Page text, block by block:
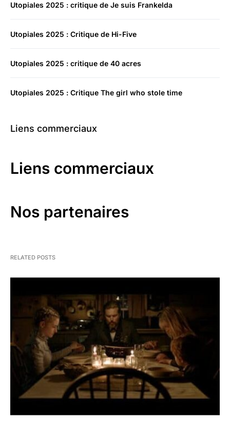
Utopiales 2025 : critique de Je suis Frankelda
Utopiales 2025 : Critique de Hi-Five
Utopiales 2025 : critique de 40 acres
Utopiales 2025 : Critique The girl who stole time
Liens commerciaux
Liens commerciaux
Nos partenaires
RELATED POSTS